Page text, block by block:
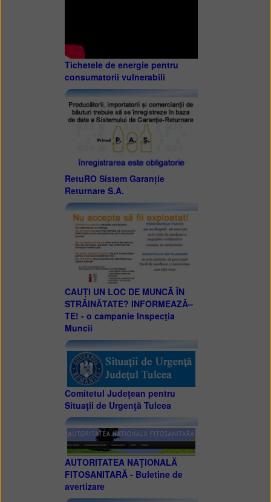
Tichetele de energie pentru
consumatorii vulnerabili
RetuRO Sistem Garanție
Returnare S.A.
CAUȚI UN LOC DE MUNCĂ ÎN
STRĂINĂTATE? INFORMEAZĂ–
TE! - o campanie Inspecţia
Muncii
Comitetul Judeţean pentru
Situaţii de Urgenţă Tulcea
AUTORITATEA NAŢIONALĂ
FITOSANITARĂ - Buletine de
avertizare